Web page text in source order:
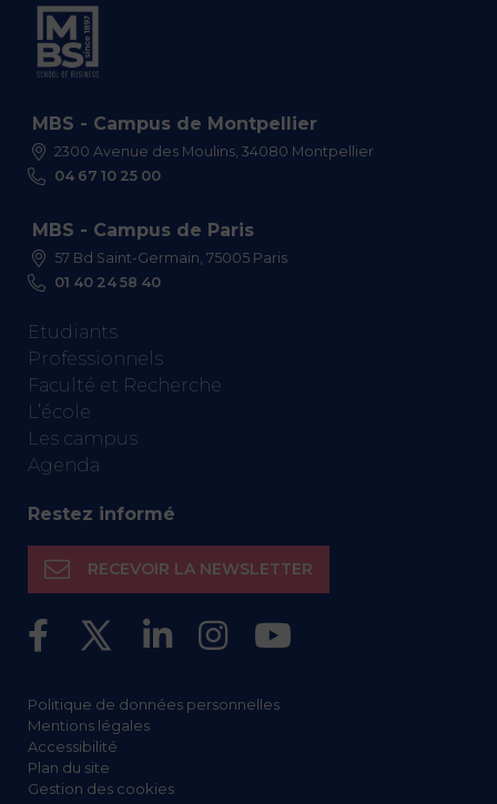
MBS - Campus de Montpellier
2300 Avenue des Moulins, 34080 Montpellier
04 67 10 25 00
MBS - Campus de Paris
57 Bd Saint-Germain, 75005 Paris
01 40 24 58 40
Etudiants
Professionnels
Faculté et Recherche
L’école
Les campus
Agenda
Restez informé
RECEVOIR LA NEWSLETTER
Politique de données personnelles
Mentions légales
Accessibilité
Plan du site
Gestion des cookies